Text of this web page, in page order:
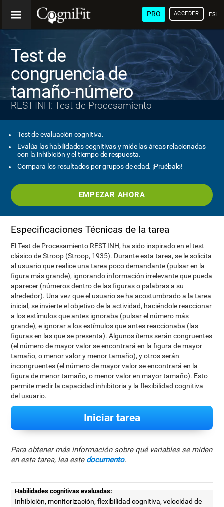
PRO ACCEDER
Test de
congruencia de
tamaño-número
REST-INH: Test de Procesamiento
Test de evaluación cognitiva.
Evalúa las habilidades cognitivas y mide las áreas relacionadas
con la inhibición y el tiempo de respuesta.
Compara los resultados por grupos de edad. ¡Pruébalo!
EMPEZAR AHORA
Especificaciones Técnicas de la tarea
El Test de Procesamiento REST-INH, ha sido inspirado en el test
clásico de Stroop (Stroop, 1935). Durante esta tarea, se le solicita
al usuario que realice una tarea poco demandante (pulsar en la
figura más grande), ignorando información irrelevante que pueda
aparecer (números dentro de las figuras o palabras a su
alrededor). Una vez que el usuario se ha acostumbrado a la tarea
inicial, se invierte el objetivo de la actividad, haciéndole reaccionar
a los estímulos que antes ignoraba (pulsar el número más
grande), e ignorar a los estímulos que antes reaccionaba (las
figuras en las que se presenta). Algunos ítems serán congruentes
(el número de mayor valor se encontrará en la figura de mayor
tamaño, o menor valor y menor tamaño), y otros serán
incongruentes (el número de mayor valor se encontrará en la
figura de menor tamaño, o menor valor en mayor tamaño). Esto
permite medir la capacidad inhibitoria y la flexibilidad cognitiva
del usuario.
Iniciar tarea
Para obtener más información sobre qué variables se miden
en esta tarea, lea este documento.
Habilidades cognitivas evaluadas:
Inhibición, monitorización, flexibilidad cognitiva, velocidad de